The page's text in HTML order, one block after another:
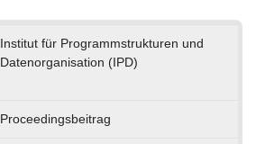
Institut für Programmstrukturen und
Datenorganisation (IPD)
Proceedingsbeitrag